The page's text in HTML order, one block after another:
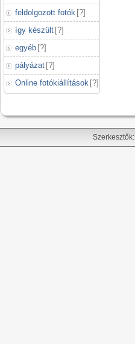
feldolgozott fotók [?]
így készült [?]
egyéb [?]
pályázat [?]
Online fotókiállítások [?]
Szerkesztők: